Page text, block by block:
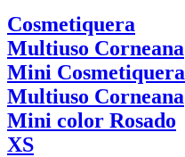
Cosmetiquera
Multiuso Corneana
Mini Cosmetiquera
Multiuso Corneana
Mini color Rosado
XS